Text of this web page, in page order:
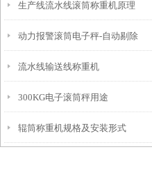
生产线流水线滚筒称重机原理
动力报警滚筒电子秤-自动剔除
流水线输送线称重机
300KG电子滚筒秤用途
辊筒称重机规格及安装形式